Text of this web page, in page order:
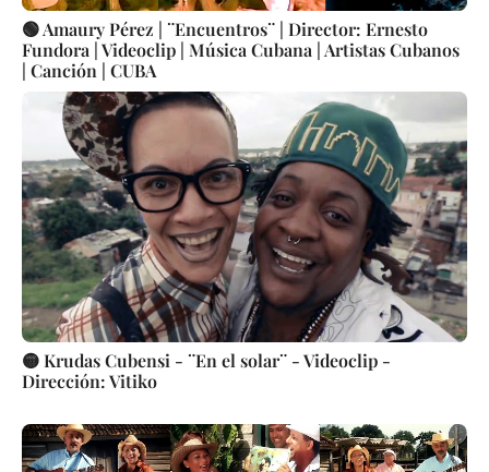
🟢 Amaury Pérez | ¨Encuentros¨ | Director: Ernesto
Fundora | Videoclip | Música Cubana | Artistas Cubanos
| Canción | CUBA
🟡 Krudas Cubensi - ¨En el solar¨ - Videoclip -
Dirección: Vitiko